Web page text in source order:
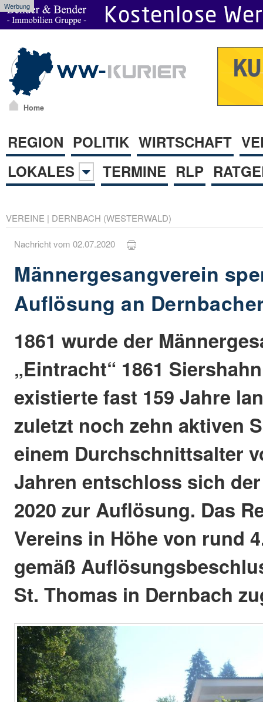
Werbung
Home
REGION POLITIK WIRTSCHAFT
LOKALES
TERMINE RLP
VEREINE | DERNBACH (WESTERWALD)
Nachricht vom 02.07.2020
Männergesangverein
Auflösung an
1861 wurde der
„Eintracht“ 1861
existierte fast 159 Jahre
zuletzt noch zehn aktiven
einem Durchschnittsalter
Jahren entschloss sich
2020 zur Auflösung. Das
Vereins in Höhe von rund
gemäß
St. Thomas in Dernbach